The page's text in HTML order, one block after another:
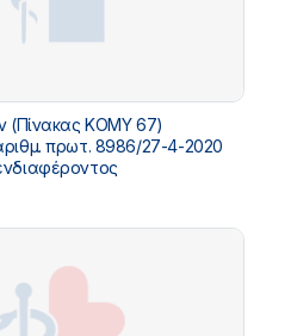
(Πίνακας ΚΟΜΥ 67)
πρωτ. 8986/27-4-2020